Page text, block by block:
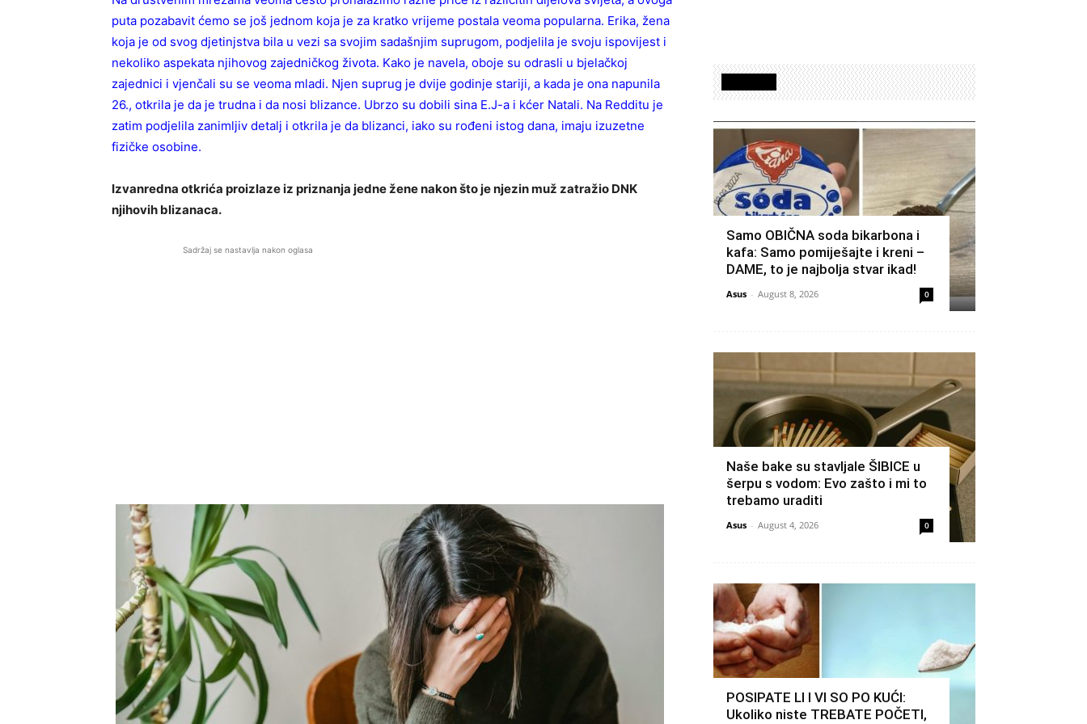
puta pozabavit ćemo se još jednom koja je za kratko vrijeme postala veoma popularna. Erika, žena
koja je od svog djetinjstva bila u vezi sa svojim sadašnjim suprugom, podjelila je svoju ispovijest i
nekoliko aspekata njihovog zajedničkog života. Kako je navela, oboje su odrasli u bjelačkoj
zajednici i vjenčali su se veoma mladi. Njen suprug je dvije godinje stariji, a kada je ona napunila
26., otkrila je da je trudna i da nosi blizance. Ubrzo su dobili sina E.J-a i kćer Natali. Na Redditu je
zatim podjelila zanimljiv detalj i otkrila je da blizanci, iako su rođeni istog dana, imaju izuzetne
fizičke osobine.
Izvanredna otkrića proizlaze iz priznanja jedne žene nakon što je njezin muž zatražio DNK
njihovih blizanaca.
Sadržaj se nastavlja nakon oglasa
Samo OBIČNA soda bikarbona i
kafa: Samo pomiješajte i kreni –
DAME, to je najbolja stvar ikad!
Asus - August 8, 2026 0
Naše bake su stavljale ŠIBICE u
šerpu s vodom: Evo zašto i mi to
trebamo uraditi
Asus - August 4, 2026 0
POSIPATE LI I VI SO PO KUĆI:
Ukoliko niste TREBATE POČETI,